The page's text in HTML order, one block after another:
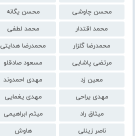
محسن چاوشی
محسن یگانه
محمد اقتدار
محمد لطفی
محمدرضا گلزار
محمدرضا هدایتی
مرتضی پاشایی
مسعود صادقلو
معین زد
مهدی احمدوند
مهدی یراحی
مهدی یغمایی
میثاق راد
میثم ابراهیمی
ناصر زینلی
هاوش